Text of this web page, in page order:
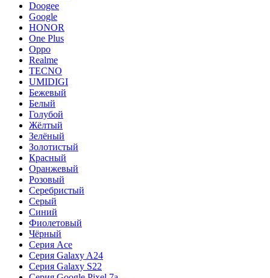
Doogee
Google
HONOR
One Plus
Oppo
Realme
TECNO
UMIDIGI
Бежевый
Белый
Голубой
Жёлтый
Зелёный
Золотистый
Красный
Оранжевый
Розовый
Серебристый
Серый
Синий
Фиолетовый
Чёрный
Серия Ace
Серия Galaxy A24
Серия Galaxy S22